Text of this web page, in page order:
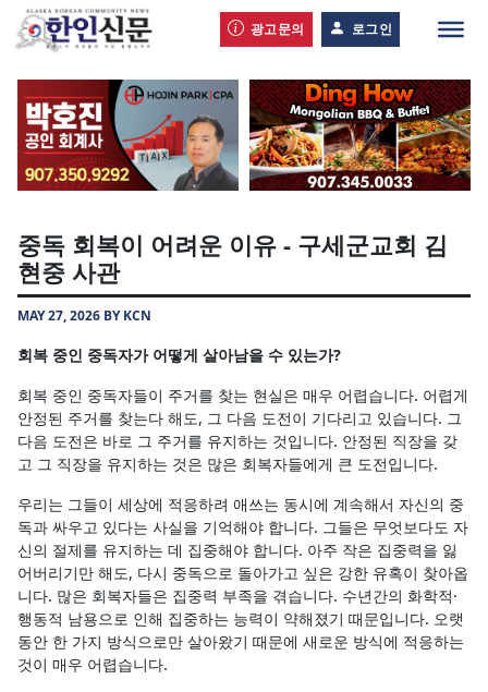
광고문의 로그인
중독 회복이 어려운 이유 - 구세군교회 김
현중 사관
MAY 27, 2026 BY KCN
회복 중인 중독자가 어떻게 살아남을 수 있는가?
회복 중인 중독자들이 주거를 찾는 현실은 매우 어렵습니다. 어렵게
안정된 주거를 찾는다 해도, 그 다음 도전이 기다리고 있습니다. 그
다음 도전은 바로 그 주거를 유지하는 것입니다. 안정된 직장을 갖
고 그 직장을 유지하는 것은 많은 회복자들에게 큰 도전입니다.
우리는 그들이 세상에 적응하려 애쓰는 동시에 계속해서 자신의 중
독과 싸우고 있다는 사실을 기억해야 합니다. 그들은 무엇보다도 자
신의 절제를 유지하는 데 집중해야 합니다. 아주 작은 집중력을 잃
어버리기만 해도, 다시 중독으로 돌아가고 싶은 강한 유혹이 찾아옵
니다. 많은 회복자들은 집중력 부족을 겪습니다. 수년간의 화학적·
행동적 남용으로 인해 집중하는 능력이 약해졌기 때문입니다. 오랫
동안 한 가지 방식으로만 살아왔기 때문에 새로운 방식에 적응하는
것이 매우 어렵습니다.